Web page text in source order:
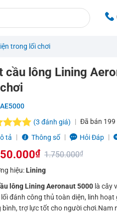
trong lối chơi
cầu lông Lining
AE5000
5
giá
(3 đánh giá) Đã bán 199
tả
Thông số Hỏi Đáp
1.750.000₫
₫
hiệu: Lining
lông Lining Aeronaut 5000 là cây
đánh công thủ toàn diện, linh
bình, trợ lực tốt cho người chơi.Nam